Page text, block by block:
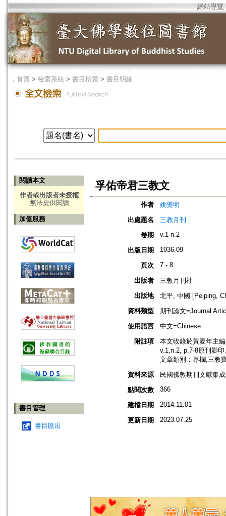
網站導覽
． 首頁 > 檢索系統 > 書目檢索 > 書目明細
閱讀本文
作者或出版者未授權
無法提供閱讀
加值服務
書目管理
書目匯出
孚佑帝君三教文
作者
姚覺明
出處題名
三教月刊
卷期
v.1 n.2
出版日期 1936.09
頁次 7 - 8
出版者
三教月刊社
出版地
北平, 中國 [Peiping,
資料類型
期刊論文=Journal
使用語言
中文=Chinese
附註項
本文收錄於黃夏年主
v.1,n.2, p.7-8原刊影印
文章類別：專欄,三教
資料來源
民國佛教期刊文獻集
點閱次數
366
建檔日期 2014.11.01
更新日期 2023.07.25